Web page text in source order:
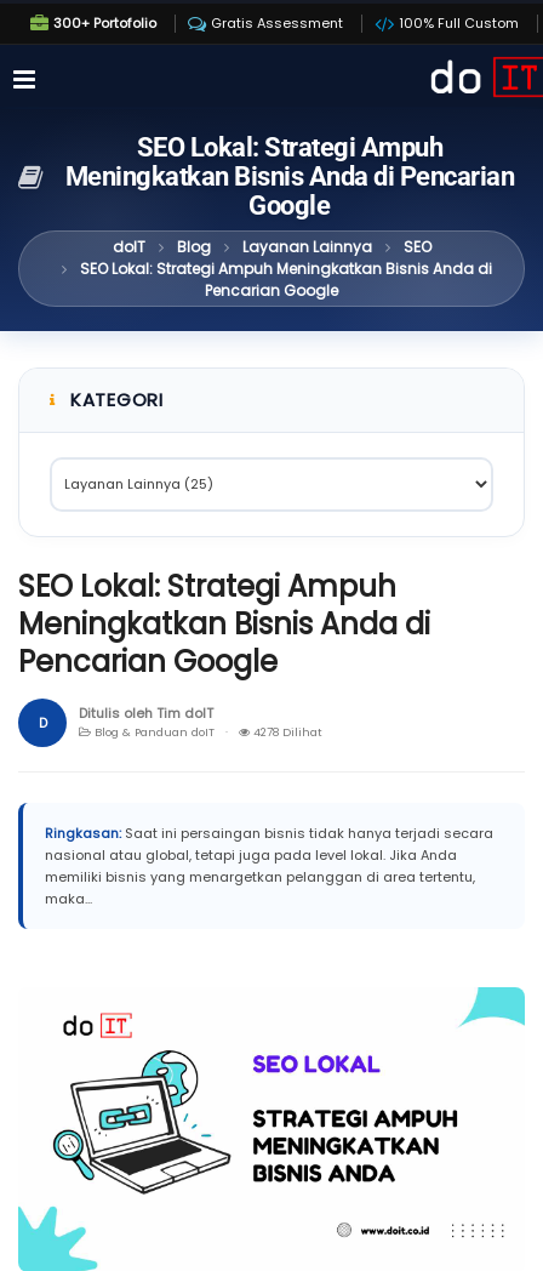
300+ Portofolio Gratis Assessment 100% Full Custom
SEO Lokal: Strategi Ampuh
Meningkatkan Bisnis Anda di Pencarian
Google
doIT Blog Layanan Lainnya
SEO
SEO Lokal: Strategi Ampuh Meningkatkan Bisnis Anda di
Pencarian Google
KATEGORI
SEO Lokal: Strategi Ampuh
Meningkatkan Bisnis Anda di
Pencarian Google
D Ditulis oleh Tim doIT
Blog & Panduan doIT · 4278 Dilihat
Ringkasan:Saat ini persaingan bisnis tidak hanya terjadi secara
nasional atau global, tetapi juga pada level lokal. Jika Anda
memiliki bisnis yang menargetkan pelanggan di area tertentu,
maka...